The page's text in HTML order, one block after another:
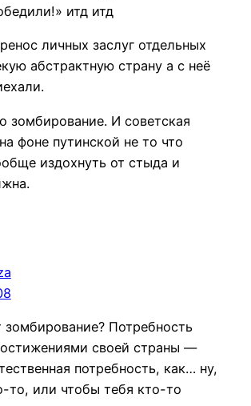
итд итд
личных заслуг отдельных
абстрактную страну а с неё
зомбирование. И советская
фоне путинской не то что
издохнуть от стыда и
Потребность
своей страны —
потребность, как… ну,
то, или чтобы тебя кто-то